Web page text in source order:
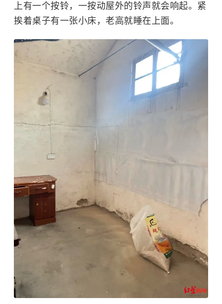
上有一个按铃，一按动屋外的铃声就会响起。紧
挨着桌子有一张小床，老高就睡在上面。